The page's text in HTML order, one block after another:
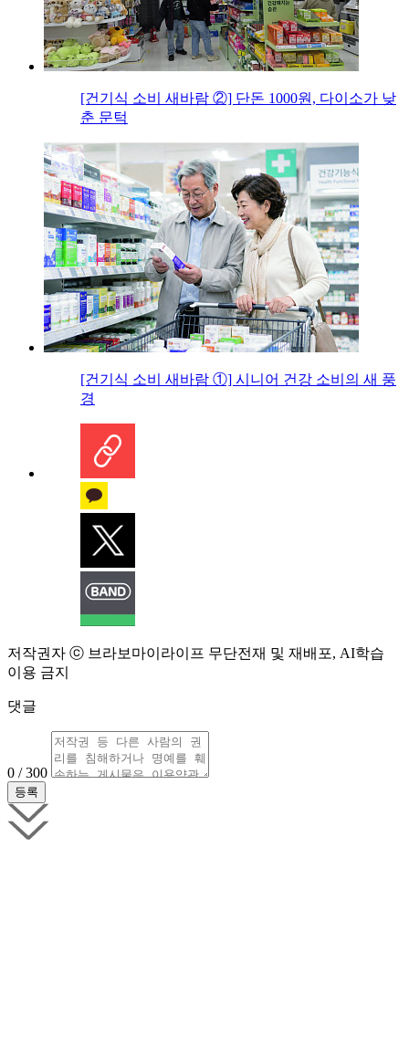
[건기식 소비 새바람 ②] 단돈 1000원, 다이소가 낮
춘 문턱
[건기식 소비 새바람 ①] 시니어 건강 소비의 새 풍
경
저작권자 ⓒ 브라보마이라이프 무단전재 및 재배포, AI학습
이용 금지
댓글
0 / 300